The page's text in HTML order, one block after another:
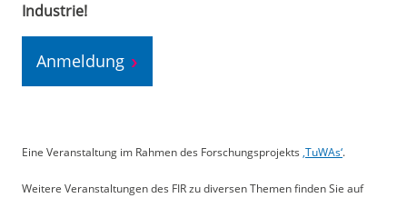
Industrie!
Anmeldung
Eine Veranstaltung im Rahmen des Forschungsprojekts ‚TuWAs‘.
Weitere Veranstaltungen des FIR zu diversen Themen finden Sie auf